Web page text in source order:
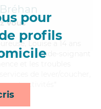
pour
profils
Bréhan
Vous
Louise a 14 ans
d'Etat d'aide-soignant
et activités*